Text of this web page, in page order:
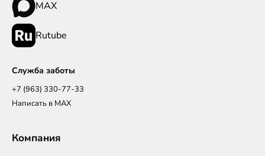
MAX
Rutube
Служба заботы
+7 (963) 330-77-33
Написать в MAX
Компания